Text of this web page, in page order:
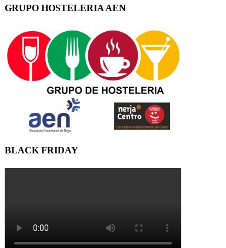
GRUPO HOSTELERIA AEN
BLACK FRIDAY